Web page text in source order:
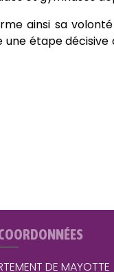
ainsi sa
une étape
DE MAYOTTE